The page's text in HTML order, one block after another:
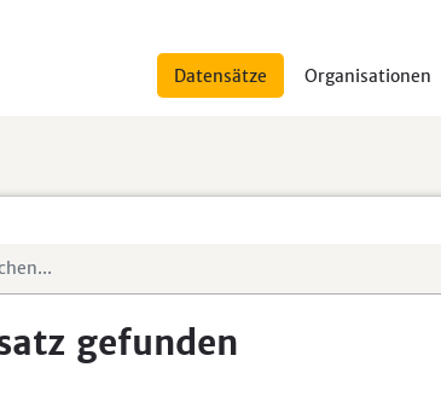
Datensätze Organisationen
gefunden